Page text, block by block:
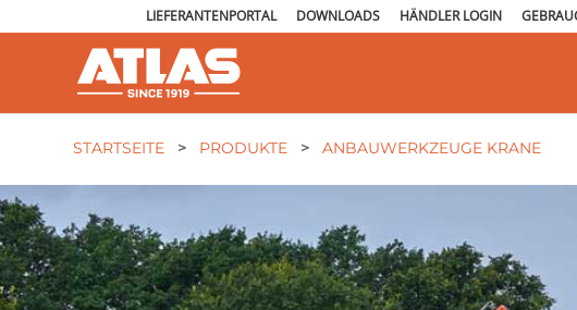
LIEFERANTENPORTAL DOWNLOADS HÄNDLER LOGIN
STARTSEITE > PRODUKTE > ANBAUWERKZEUGE KRANE